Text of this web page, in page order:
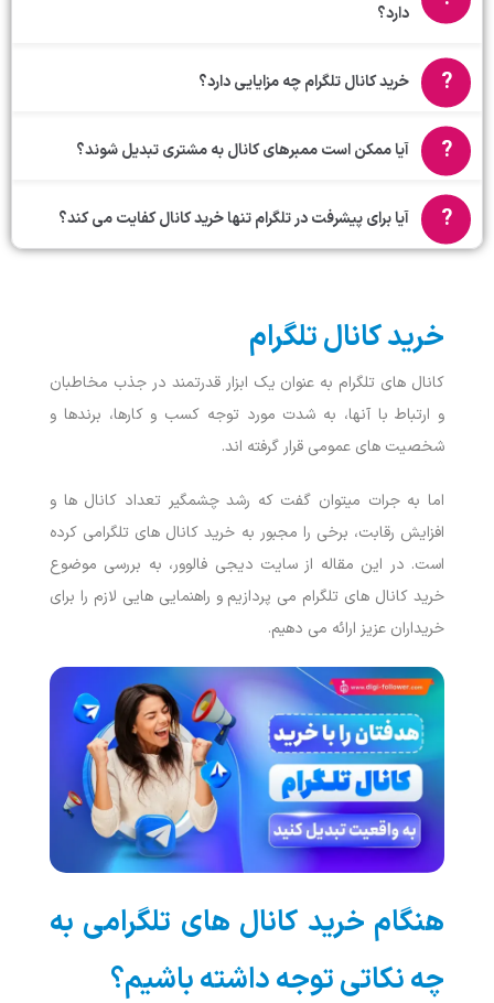
دارد؟
خرید کانال تلگرام چه مزایایی دارد؟
آیا ممکن است ممبرهای کانال به مشتری تبدیل شوند؟
آیا برای پیشرفت در تلگرام تنها خرید کانال کفایت می کند؟
خرید کانال تلگرام
کانال‌ های تلگرام به عنوان یک ابزار قدرتمند در جذب مخاطبان
و ارتباط با آنها، به شدت مورد توجه کسب‌ و کارها، برند‌ها و
شخصیت ‌های عمومی قرار گرفته ‌اند.
اما به جرات میتوان گفت که رشد چشمگیر تعداد کانال ‌ها و
افزایش رقابت، برخی را مجبور به خرید کانال‌ های تلگرامی کرده
است. در این مقاله از سایت دیجی فالوور، به بررسی موضوع
خرید کانال ‌های تلگرام می ‌پردازیم و راهنمایی ‌هایی لازم را برای
خریداران عزیز ارائه می‌ دهیم.
هنگام خرید کانال های تلگرامی به
چه نکاتی توجه داشته باشیم؟